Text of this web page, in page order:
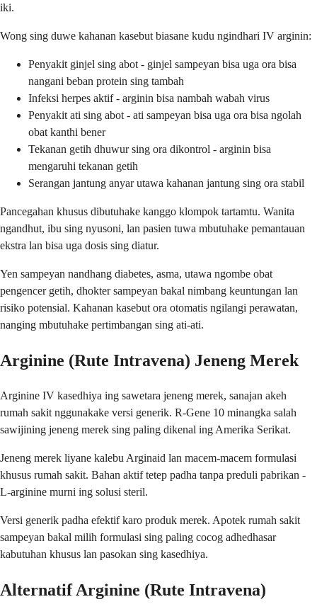
iki.
Wong sing duwe kahanan kasebut biasane kudu ngindhari IV arginin:
Penyakit ginjel sing abot - ginjel sampeyan bisa uga ora bisa
nangani beban protein sing tambah
Infeksi herpes aktif - arginin bisa nambah wabah virus
Penyakit ati sing abot - ati sampeyan bisa uga ora bisa ngolah
obat kanthi bener
Tekanan getih dhuwur sing ora dikontrol - arginin bisa
mengaruhi tekanan getih
Serangan jantung anyar utawa kahanan jantung sing ora stabil
Pancegahan khusus dibutuhake kanggo klompok tartamtu. Wanita
ngandhut, ibu sing nyusoni, lan pasien tuwa mbutuhake pemantauan
ekstra lan bisa uga dosis sing diatur.
Yen sampeyan nandhang diabetes, asma, utawa ngombe obat
pengencer getih, dhokter sampeyan bakal nimbang keuntungan lan
risiko potensial. Kahanan kasebut ora otomatis ngilangi perawatan,
nanging mbutuhake pertimbangan sing ati-ati.
Arginine (Rute Intravena) Jeneng Merek
Arginine IV kasedhiya ing sawetara jeneng merek, sanajan akeh
rumah sakit nggunakake versi generik. R-Gene 10 minangka salah
sawijining jeneng merek sing paling dikenal ing Amerika Serikat.
Jeneng merek liyane kalebu Arginaid lan macem-macem formulasi
khusus rumah sakit. Bahan aktif tetep padha tanpa preduli pabrikan -
L-arginine murni ing solusi steril.
Versi generik padha efektif karo produk merek. Apotek rumah sakit
sampeyan bakal milih formulasi sing paling cocog adhedhasar
kabutuhan khusus lan pasokan sing kasedhiya.
Alternatif Arginine (Rute Intravena)